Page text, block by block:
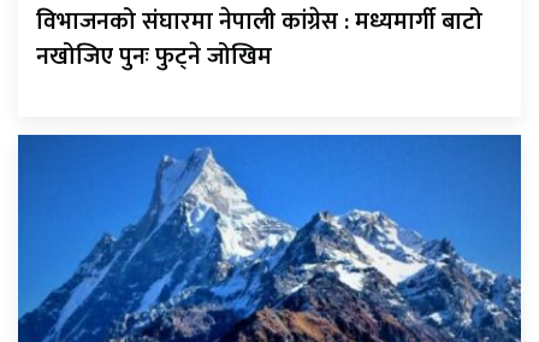
विभाजनको संघारमा नेपाली कांग्रेस : मध्यमार्गी बाटो
नखोजिए पुनः फुट्ने जोखिम